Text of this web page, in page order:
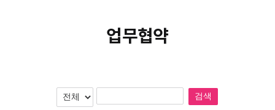
업무협약
검색